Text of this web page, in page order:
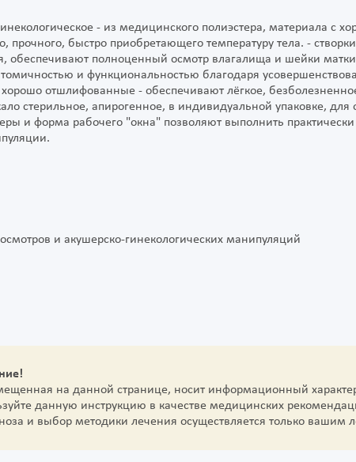
- из медицинского полиэстера, материала с
прочного, быстро приобретающего температуру тела. -
обеспечивают полноценный осмотр влагалища и шейки
и функциональностью благодаря
хорошо отшлифованные - обеспечивают лёгкое,
стерильное, апирогенное, в индивидуальной упаковке, для
и форма рабочего "окна" позволяют выполнить
и акушерско-гинекологических манипуляций
на данной странице, носит информационный
данную инструкцию в качестве медицинских
и выбор методики лечения осуществляется только вашим